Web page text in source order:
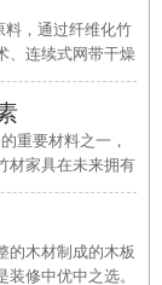
，通过纤维化竹
、连续式网带干燥
技术等多项技术集
纤维复合材料。
要材料之一，
材家具在未来拥有
具市场广阔，基本
。下面小编来介
的木材制成的木板
修中优中之选。